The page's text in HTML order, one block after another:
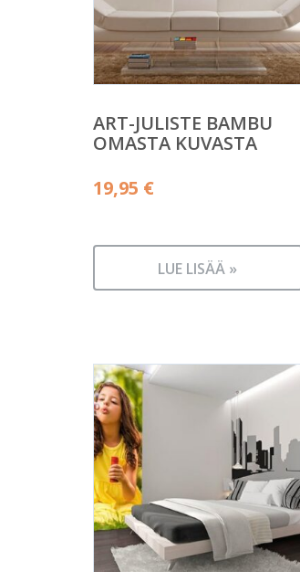
ART-JULISTE BAMBU
OMASTA KUVASTA
19,95 €
LUE LISÄÄ »